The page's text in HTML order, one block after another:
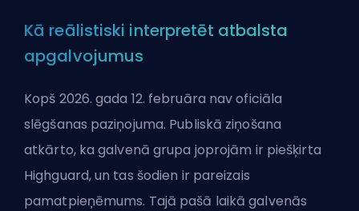
Kā reālistiski interpretēt atbalsta
apgalvojumus
Kopš 2026. gada 12. februāra nav oficiāla
slēgšanas paziņojuma. Publiskā ziņošana
atkārto, ka galvenā grupa joprojām ir piešķirta
Highguard, un tas šodien ir pareizais
pamatpieņēmums. Tajā pašā laikā galvenās